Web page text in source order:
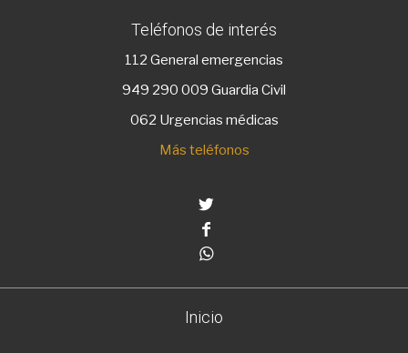
Teléfonos de interés
112 General emergencias
949 290 009 Guardia Civil
062 Urgencias médicas
Más teléfonos
Inicio